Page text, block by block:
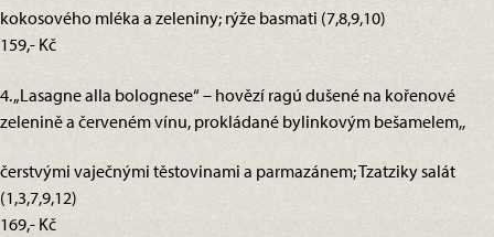
kokosového mléka a zeleniny; rýže basmati (7,8,9,10)
159,- Kč
4. „Lasagne alla bolognese“ – hovězí ragú dušené na kořenové
zelenině a červeném vínu, prokládané bylinkovým bešamelem,,
čerstvými vaječnými těstovinami a parmazánem; Tzatziky salát
(1,3,7,9,12)
169,- Kč